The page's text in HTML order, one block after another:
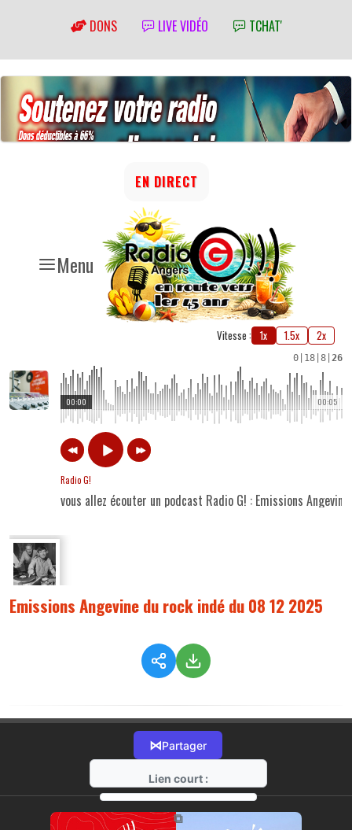
DONS LIVE VIDÉO TCHAT'
Menu
EN DIRECT
Vitesse : 1x 1.5x 2x
0 18 8 26
00:05
00:00
Radio G!
vous allez écouter un podcast Radio G! : Emissions
Emissions Angevine du rock indé du 08 12 2025
⋈Partager
Lien court :
https://radio-g.fr?19634
⧉